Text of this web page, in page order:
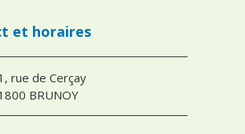
et horaires
rue de Cerçay
BRUNOY